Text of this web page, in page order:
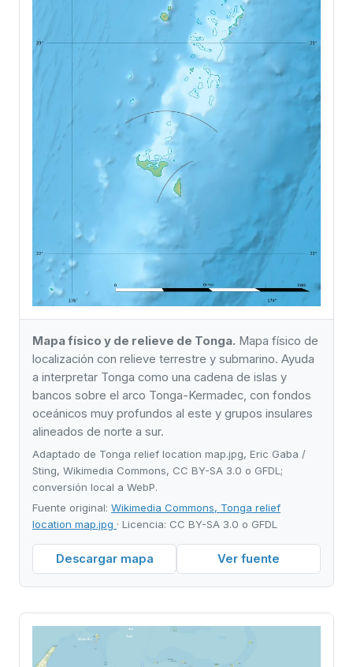
Mapa físico y de relieve de Tonga. Mapa físico de
localización con relieve terrestre y submarino. Ayuda
a interpretar Tonga como una cadena de islas y
bancos sobre el arco Tonga-Kermadec, con fondos
oceánicos muy profundos al este y grupos insulares
alineados de norte a sur.
Adaptado de Tonga relief location map.jpg, Eric Gaba /
Sting, Wikimedia Commons, CC BY-SA 3.0 o GFDL;
conversión local a WebP.
Fuente original: Wikimedia Commons, Tonga relief
location map.jpg · Licencia: CC BY-SA 3.0 o GFDL
Descargar mapa Ver fuente